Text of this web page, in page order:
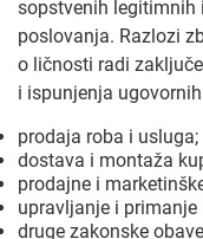
sopstvenih legitimnih
poslovanja. Razlozi
o ličnosti radi
i ispunjenja
prodaja roba i usluga;
dostava i montaža
prodajne i
upravljanje i
druge zakonske